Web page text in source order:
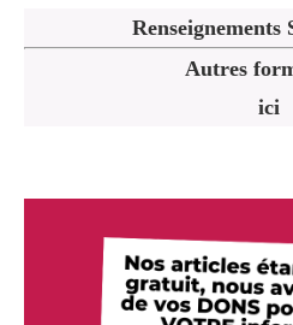
Renseignements
Autres
ici